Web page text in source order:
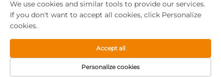
구독
Copyright © 2026 GOODAY ADVANCED MATERIALS CO.,LTD. 모든 권
개인정보 처리방침
We use cookies and similar tools to provide our services.
If you don't want to accept all cookies, click Personalize
cookies.
Personalize cookies
Accept all